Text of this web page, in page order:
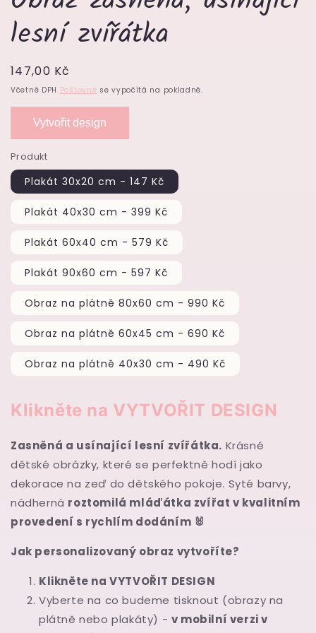
lesní zvířátka
Běžná
cena
147,00 Kč
Včetně DPH Poštovné se vypočítá na pokladně.
Vytvořit design
Produkt
Plakát 30x20 cm - 147 Kč
Plakát 40x30 cm - 399 Kč
Plakát 60x40 cm - 579 Kč
Plakát 90x60 cm - 597 Kč
Obraz na plátně 80x60 cm - 990 Kč
Obraz na plátně 60x45 cm - 690 Kč
Obraz na plátně 40x30 cm - 490 Kč
Klikněte na VYTVOŘIT DESIGN
Zasněná a usínající lesní zvířátka. Krásné
dětské obrázky, které se perfektně hodí jako
dekorace na zeď do dětského pokoje. Syté barvy,
nádherná roztomilá mláďátka zvířat v kvalitním
provedení s rychlím dodáním 🐰
Jak personalizovaný obraz vytvoříte?
Klikněte na VYTVOŘIT DESIGN
Vyberte na co budeme tisknout (obrazy na
plátně nebo plakáty) - v mobilní verzi v